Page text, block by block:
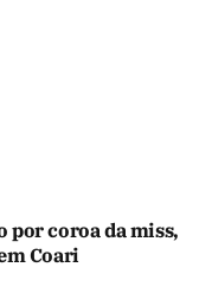
por coroa da miss,
Coari